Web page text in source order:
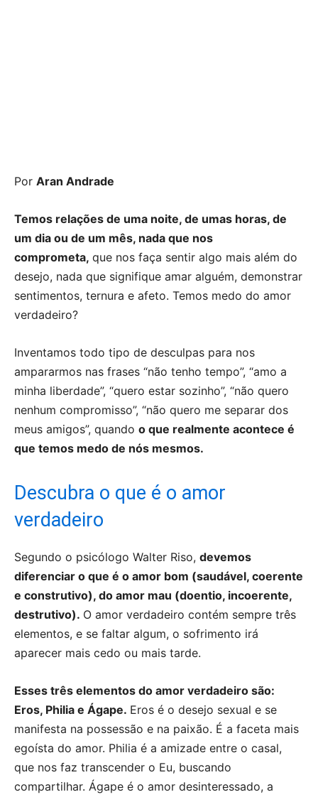
Por Aran Andrade
Temos relações de uma noite, de umas horas, de
um dia ou de um mês, nada que nos
comprometa, que nos faça sentir algo mais além do
desejo, nada que signifique amar alguém, demonstrar
sentimentos, ternura e afeto. Temos medo do amor
verdadeiro?
Inventamos todo tipo de desculpas para nos
ampararmos nas frases “não tenho tempo”, “amo a
minha liberdade”, “quero estar sozinho”, “não quero
nenhum compromisso”, “não quero me separar dos
meus amigos”, quando o que realmente acontece é
que temos medo de nós mesmos.
Descubra o que é o amor
verdadeiro
Segundo o psicólogo Walter Riso, devemos
diferenciar o que é o amor bom (saudável, coerente
e construtivo), do amor mau (doentio, incoerente,
destrutivo). O amor verdadeiro contém sempre três
elementos, e se faltar algum, o sofrimento irá
aparecer mais cedo ou mais tarde.
Esses três elementos do amor verdadeiro são:
Eros, Philia e Ágape. Eros é o desejo sexual e se
manifesta na possessão e na paixão. É a faceta mais
egoísta do amor. Philia é a amizade entre o casal,
que nos faz transcender o Eu, buscando
compartilhar. Ágape é o amor desinteressado, a